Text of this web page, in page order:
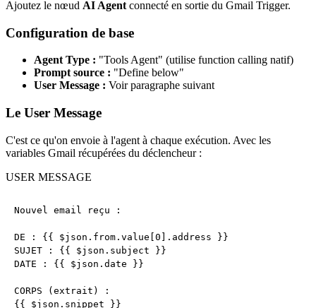
Ajoutez le nœud AI Agent connecté en sortie du Gmail Trigger.
Configuration de base
Agent Type : "Tools Agent" (utilise function calling natif)
Prompt source : "Define below"
User Message : Voir paragraphe suivant
Le User Message
C'est ce qu'on envoie à l'agent à chaque exécution. Avec les
variables Gmail récupérées du déclencheur :
USER MESSAGE
Nouvel email reçu :
DE : {{ $json.from.value[0].address }}
SUJET : {{ $json.subject }}
DATE : {{ $json.date }}
CORPS (extrait) :
{{ $json.snippet }}